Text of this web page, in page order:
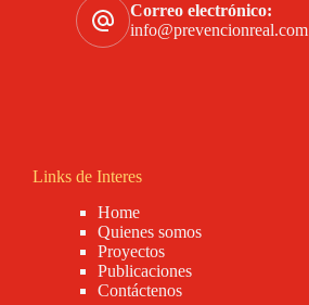
Correo electrónico:
info@prevencionreal.com
Links de Interes
Home
Quienes somos
Proyectos
Publicaciones
Contáctenos